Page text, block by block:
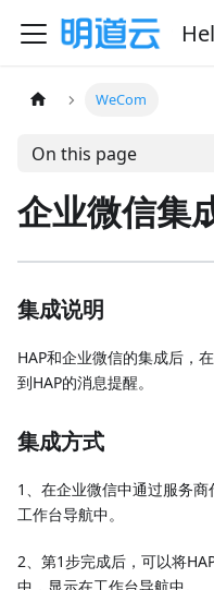
WeCom
On this page
企业微信集
集成说明
HAP和企业微信的集成后，
到HAP的消息提醒。
集成方式
1、在企业微信中通过服务
工作台导航中。
2、第1步完成后，可以将